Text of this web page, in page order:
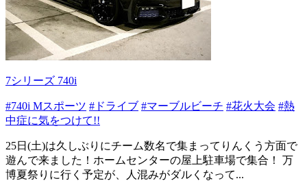
7シリーズ 740i
#740i Mスポーツ #ドライブ #マーブルビーチ #花火大会 #熱
中症に気をつけて!!
25日(土)は久しぶりにチーム数名で集まってりんくう方面で
遊んで来ました！ホームセンターの屋上駐車場で集合！ 万
博夏祭りに行く予定が、人混みがダルくなって...